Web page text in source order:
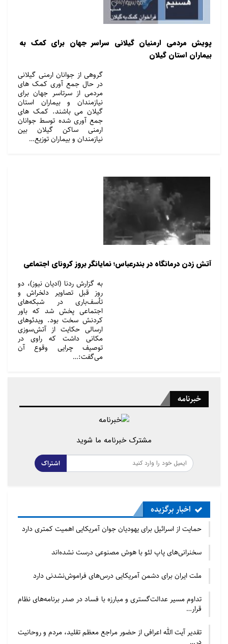
پویش مردمی ارمنیان گیلانی سراسر جهان برای کمک به
بیماران استان گیلان
گروهی از جوانان ارمنی گیلانی
در حال جمع آوری کمک های
مردمی از سرتاسر جهان برای
نیازمندان و بیماران استان
گیلان می باشند. کمک های
جمع آوری شده توسط جوانان
ارمنی ساکن گیلان بین
نیازمندان و بیماران توزیع…
آتش زدن درمانگاه در بندرعباس؛ نمایانگر بروز کرونای اجتماعی
به گزارش ردنا (ادیان نیوز)، دو
روز قبل تصاویر دلخراش و
تأسف‌باری در شبکه‌های
اجتماعی پخش شد که باور
کردنش سخت بود. ویدئو‌های
ارسالی حکایت از آتش‌سوزی
مکانی داشت که راوی در
توصیف چرایی وقوع آن
می‌گفت:…
خبرنامه
مشترک خبرنامه ما شوید
اشتراک
اخبار برگزیده
حمایت از اسرائیل برای یهودیان جوان آمریکایی اهمیت کمتری دارد
سخنرانی‌های پاپ لئو با هوش مصنوعی درست نشده‌اند
ملت ایران برای دشمن آمریکایی درس‌های فراموش‌نشدنی دارد
تداوم مسیر عدالت‌گستری و مبارزه با فساد در صدر برنامه‌های نظام
قرار…
تقدیر آیت الله اعرافی از حضور مراجع معظم تقلید، مردم و روحانیت